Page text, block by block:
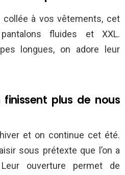
collée à vos vêtements, cet
fluides et XXL.
longues, on adore leur
finissent plus de nous
et on continue cet été.
sous prétexte que l’on a
ouverture permet de